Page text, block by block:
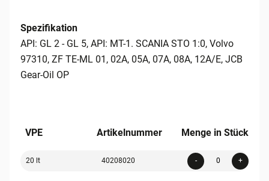
Spezifikation
API: GL 2 - GL 5, API: MT-1. SCANIA STO 1:0, Volvo
97310, ZF TE-ML 01, 02A, 05A, 07A, 08A, 12A/E, JCB
Gear-Oil OP
VPE Artikelnummer Menge in Stück
20 lt 40208020 - +